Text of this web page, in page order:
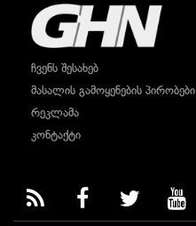
ჩვენს შესახებ
მასალის გამოყენების პირობები
რეკლამა
კონტაქტი